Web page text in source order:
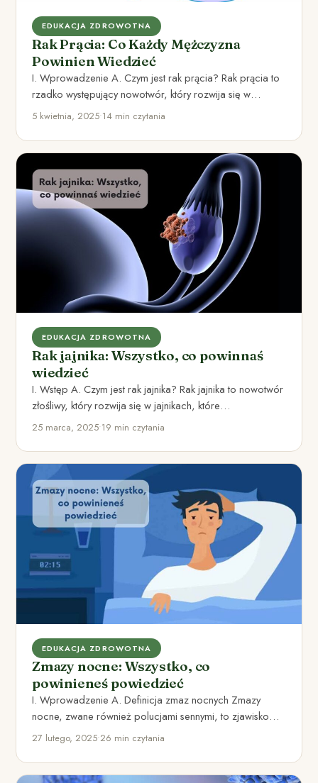
EDUKACJA ZDROWOTNA
Rak Prącia: Co Każdy Mężczyzna
Powinien Wiedzieć
I. Wprowadzenie A. Czym jest rak prącia? Rak prącia to
rzadko występujący nowotwór, który rozwija się w
tkance…
5 kwietnia, 2025•14 min czytania
EDUKACJA ZDROWOTNA
Rak jajnika: Wszystko, co powinnaś
wiedzieć
I. Wstęp A. Czym jest rak jajnika? Rak jajnika to nowotwór
złośliwy, który rozwija się w jajnikach, które…
25 marca, 2025•19 min czytania
EDUKACJA ZDROWOTNA
Zmazy nocne: Wszystko, co
powinieneś powiedzieć
I. Wprowadzenie A. Definicja zmaz nocnych Zmazy
nocne, zwane również polucjami sennymi, to zjawisko
występujące u mężczyzn i…
27 lutego, 2025•26 min czytania